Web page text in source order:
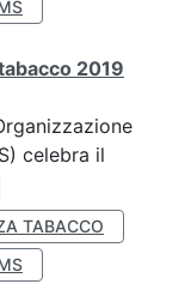
2019
celebra il
TABACCO